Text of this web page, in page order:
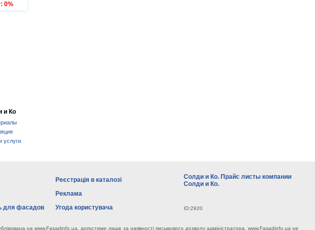
0%
и Ко
услуги
для фасадов
Реєстрація в каталозі
Реклама
Угода користувача
Солди и Ко. Прайс листы компании
Солди и Ко.
ID:2920
на www.Fasadinfo.ua, допустиме лише за наявності письмового дозволу адміністратора. www.Fasadinfo.ua не